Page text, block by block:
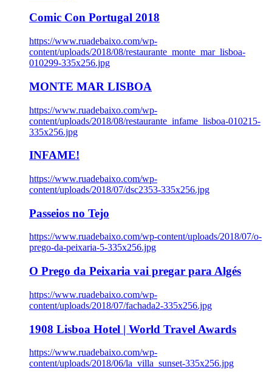
Comic Con Portugal 2018
https://www.ruadebaixo.com/wp-
content/uploads/2018/08/restaurante_monte_mar_lisboa-
010299-335x256.jpg
MONTE MAR LISBOA
https://www.ruadebaixo.com/wp-
content/uploads/2018/08/restaurante_infame_lisboa-010215-
335x256.jpg
INFAME!
https://www.ruadebaixo.com/wp-
content/uploads/2018/07/dsc2353-335x256.jpg
Passeios no Tejo
https://www.ruadebaixo.com/wp-content/uploads/2018/07/o-
prego-da-peixaria-5-335x256.jpg
O Prego da Peixaria vai pregar para Algés
https://www.ruadebaixo.com/wp-
content/uploads/2018/07/fachada2-335x256.jpg
1908 Lisboa Hotel | World Travel Awards
https://www.ruadebaixo.com/wp-
content/uploads/2018/06/la_villa_sunset-335x256.jpg